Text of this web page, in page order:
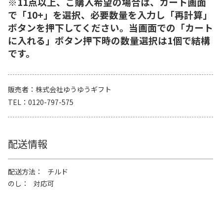
で「10+」を選択、必要数量を入力し「再計算」
ボタンを押下してください。当画面での「カート
に入れる」ボタン押下時の数量選択は1個で結構
です。
販売者
株式会社ゆうゆうギフト
TEL
0120-797-575
配送情報
配送方法
チルド
のし
対応可